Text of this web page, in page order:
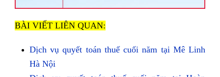
BÀI VIẾT LIÊN QUAN:
Dịch vụ quyết toán thuế cuối năm tại Mê Linh
Hà Nội